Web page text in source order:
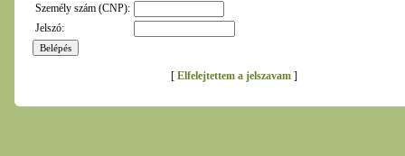
Személy szám (CNP):
Jelszó:
[ Elfelejtettem a jelszavam]